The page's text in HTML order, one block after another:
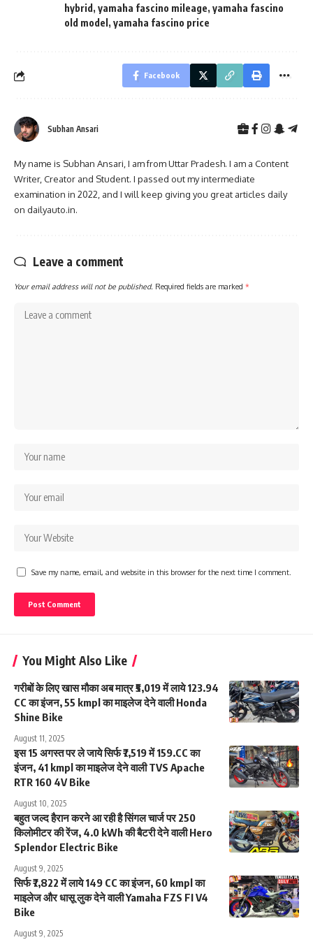
hybrid , yamaha fascino mileage, yamaha fascino
old model , yamaha fascino price
Facebook
Subhan Ansari
My name is Subhan Ansari, I am from Uttar Pradesh. I am a Content
Writer, Creator and Student. I passed out my intermediate
examination in 2022, and I will keep giving you great articles daily
on dailyauto.in.
Leave a comment
Your email address will not be published. Required fields are marked *
Save my name, email, and website in this browser for the next time I comment.
You Might Also Like
गरीबों के लिए खास मौका अब मात्र ₹5,019 में लाये 123.94
CC का इंजन, 55 kmpl का माइलेज देने वाली Honda
Shine Bike
August 11, 2025
इस 15 अगस्त पर ले जाये सिर्फ ₹7,519 में 159.CC का
इंजन, 41 kmpl का माइलेज देने वाली TVS Apache
RTR 160 4V Bike
August 10, 2025
बहुत जल्द हैरान करने आ रही है सिंगल चार्ज पर 250
किलोमीटर की रेंज, 4.0 kWh की बैटरी देने वाली Hero
Splendor Electric Bike
August 9, 2025
सिर्फ ₹7,822 में लाये 149 CC का इंजन, 60 kmpl का
माइलेज और धासू लुक देने वाली Yamaha FZS FI V4
Bike
August 9, 2025